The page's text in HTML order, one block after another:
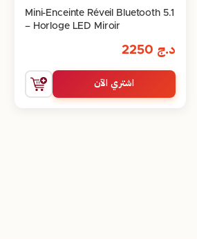
Mini-Enceinte Réveil Bluetooth 5.1
– Horloge LED Miroir
د.ج
اشتري الآن